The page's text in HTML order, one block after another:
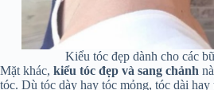
Kiểu tóc đẹp dành cho các
Mặt khác, kiểu tóc đẹp và sang chảnh
tóc. Dù tóc dày hay tóc mỏng, tóc dài